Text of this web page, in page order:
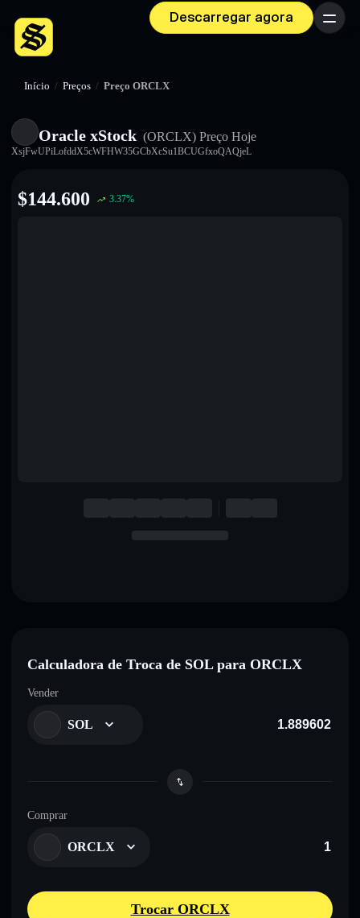
Descarregar agora Menu
Início / Preços / Preço ORCLX
Oracle xStock (ORCLX) Preço Hoje
XsjFwUPiLofddX5cWFHW35GCbXcSu1BCUGfxoQAQjeL
$144.600 3.37%
Calculadora de Troca de SOL para ORCLX
Vender
SOL
Comprar
ORCLX
Trocar ORCLX